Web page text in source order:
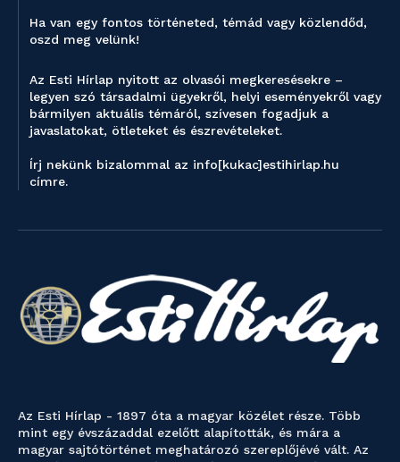
Ha van egy fontos történeted, témád vagy közlendőd,
oszd meg velünk!
Az Esti Hírlap nyitott az olvasói megkeresésekre –
legyen szó társadalmi ügyekről, helyi eseményekről vagy
bármilyen aktuális témáról, szívesen fogadjuk a
javaslatokat, ötleteket és észrevételeket.
Írj nekünk bizalommal az info[kukac]estihirlap.hu
címre.
Az Esti Hírlap - 1897 óta a magyar közélet része. Több
mint egy évszázaddal ezelőtt alapították, és mára a
magyar sajtótörténet meghatározó szereplőjévé vált. Az